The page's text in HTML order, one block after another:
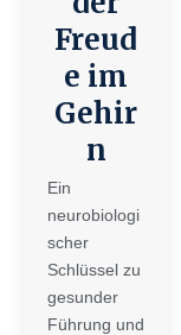
Freud
e im
Gehir
n
Ein
neurobiologi
scher
Schlüssel zu
gesunder
Führung und